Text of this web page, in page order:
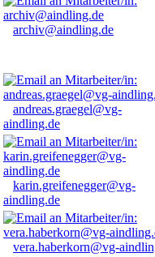
archiv@aindling.de
andreas.graegel@vg-
aindling.de
karin.greifenegger@vg-
aindling.de
vera.haberkorn@vg-